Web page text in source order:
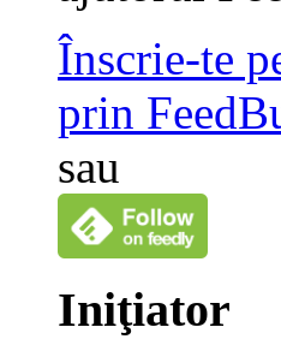
Înscrie-te
prin
sau
Iniţiator